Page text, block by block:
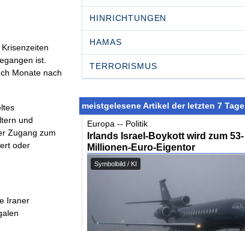
ist.
Monate nach
und
Zugang zum
oder
Iraner
HINRICHTUNGEN
HAMAS
TERRORISMUS
meistgelesene Artikel der letzten 7 Tage
Europa -- Politik
Irlands Israel-Boykott wird zum 53-
Millionen-Euro-Eigentor
Symbolbild / KI